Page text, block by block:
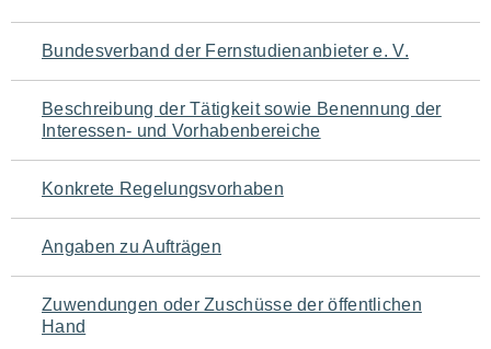
Navigation
für
den
Seiteninhalt
Bundesverband der Fernstudienanbieter e. V.
Beschreibung der Tätigkeit sowie Benennung der
Interessen- und Vorhabenbereiche
Konkrete Regelungsvorhaben
Angaben zu Aufträgen
Zuwendungen oder Zuschüsse der öffentlichen
Hand